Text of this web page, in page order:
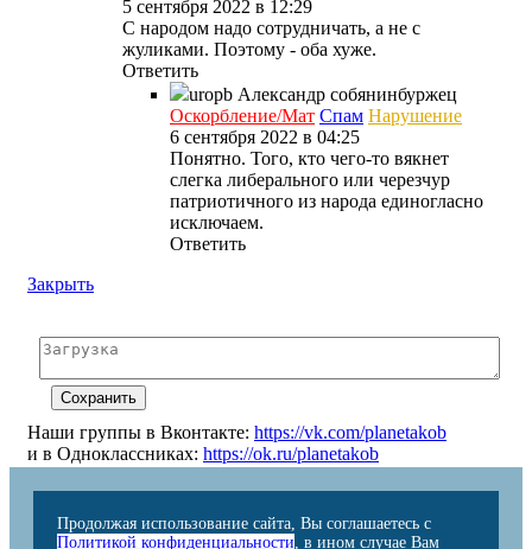
5 сентября 2022 в 12:29
С народом надо сотрудничать, а не с
жуликами. Поэтому - оба хуже.
Ответить
uropb Александр собянинбуржец
Оскорбление/Мат Спам Нарушение
6 сентября 2022 в 04:25
Понятно. Того, кто чего-то вякнет
слегка либерального или черезчур
патриотичного из народа единогласно
исключаем.
Ответить
Закрыть
Наши группы в Вконтакте: https://vk.com/planetakob
и в Одноклассниках: https://ok.ru/planetakob
Продолжая использование сайта, Вы соглашаетесь с
Политикой конфиденциальности, в ином случае Вам